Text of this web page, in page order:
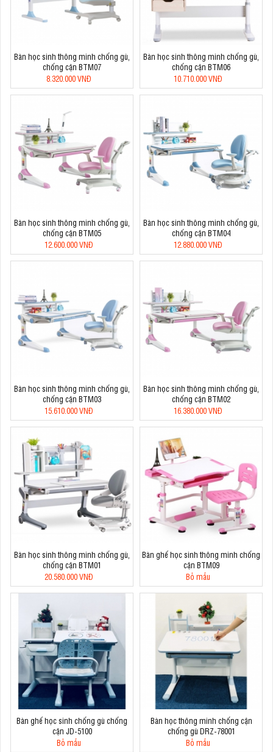
Bàn học sinh thông minh chống gù,
chống cận BTM07
8.320.000 VNĐ
Bàn học sinh thông minh chống gù,
chống cận BTM06
10.710.000 VNĐ
Bàn học sinh thông minh chống gù,
chống cận BTM05
12.600.000 VNĐ
Bàn học sinh thông minh chống gù,
chống cận BTM04
12.880.000 VNĐ
Bàn học sinh thông minh chống gù,
chống cận BTM03
15.610.000 VNĐ
Bàn học sinh thông minh chống gù,
chống cận BTM02
16.380.000 VNĐ
Bàn học sinh thông minh chống gù,
chống cận BTM01
20.580.000 VNĐ
Bàn ghế học sinh thông minh chống
cận BTM09
Bỏ mẫu
Bàn ghế học sinh chống gù chống
cận JD-5100
Bỏ mẫu
Bàn học thông minh chống cận
chống gù DRZ-78001
Bỏ mẫu